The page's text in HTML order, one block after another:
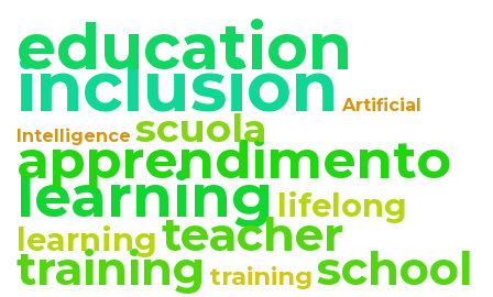
education
inclusion Artificial
Intelligence scuola
apprendimento
learninglifelong
learningteacher
training trainingschool